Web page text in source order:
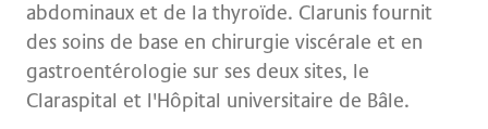
abdominaux et de la thyroïde. Clarunis fournit
des soins de base en chirurgie viscérale et en
gastroentérologie sur ses deux sites, le
Claraspital et l'Hôpital universitaire de Bâle.